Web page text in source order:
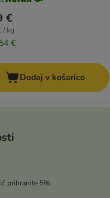
€
/ kg
€
Dodaj v košarico
prihranite 5%